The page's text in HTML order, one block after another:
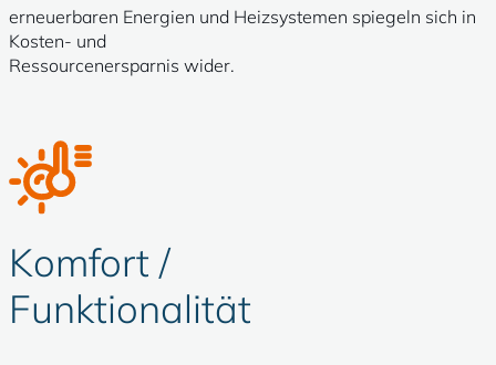
erneuerbaren Energien und Heizsystemen spiegeln sich in
Kosten- und
Ressourcenersparnis wider.
Komfort /
Funktionalität